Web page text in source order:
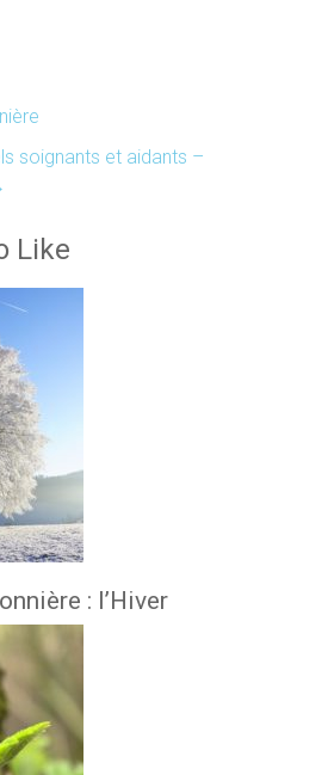
soignants et aidants –
Like
: l’Hiver